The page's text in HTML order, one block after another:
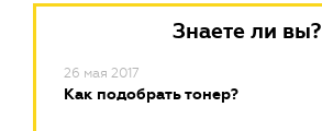
Знаете ли вы?
26 мая 2017
Как подобрать тонер?